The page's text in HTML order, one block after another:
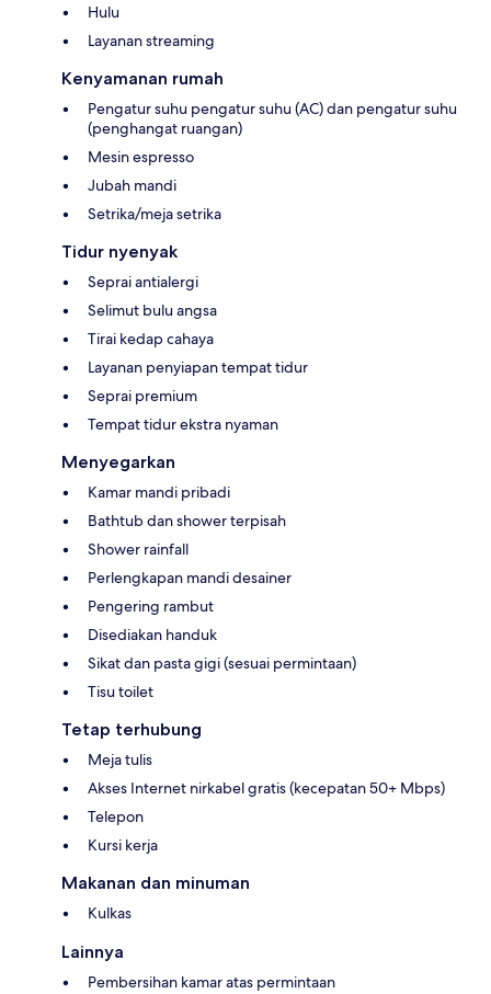
Hulu
Layanan streaming
Kenyamanan rumah
Pengatur suhu pengatur suhu (AC) dan pengatur suhu
(penghangat ruangan)
Mesin espresso
Jubah mandi
Setrika/meja setrika
Tidur nyenyak
Seprai antialergi
Selimut bulu angsa
Tirai kedap cahaya
Layanan penyiapan tempat tidur
Seprai premium
Tempat tidur ekstra nyaman
Menyegarkan
Kamar mandi pribadi
Bathtub dan shower terpisah
Shower rainfall
Perlengkapan mandi desainer
Pengering rambut
Disediakan handuk
Sikat dan pasta gigi (sesuai permintaan)
Tisu toilet
Tetap terhubung
Meja tulis
Akses Internet nirkabel gratis (kecepatan 50+ Mbps)
Telepon
Kursi kerja
Makanan dan minuman
Kulkas
Lainnya
Pembersihan kamar atas permintaan